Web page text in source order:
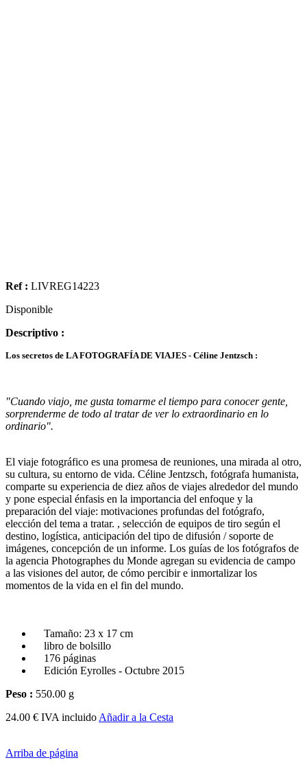
Ref : LIVREG14223
Disponible
Descriptivo :
Los secretos de LA FOTOGRAFÍA DE VIAJES - Céline Jentzsch :
"Cuando viajo, me gusta tomarme el tiempo para conocer gente,
sorprenderme de todo al tratar de ver lo extraordinario en lo
ordinario".
El viaje fotográfico es una promesa de reuniones, una mirada al otro,
su cultura, su entorno de vida. Céline Jentzsch, fotógrafa humanista,
comparte su experiencia de diez años de viajes alrededor del mundo
y pone especial énfasis en la importancia del enfoque y la
preparación del viaje: motivaciones profundas del fotógrafo,
elección del tema a tratar. , selección de equipos de tiro según el
destino, logística, anticipación del tipo de difusión / soporte de
imágenes, concepción de un informe. Los guías de los fotógrafos de
la agencia Photographes du Monde agregan su evidencia de campo
a las visiones del autor, de cómo percibir e inmortalizar los
momentos de la vida en el fin del mundo.
Tamaño: 23 x 17 cm
libro de bolsillo
176 páginas
Edición Eyrolles - Octubre 2015
Peso : 550.00 g
24.00 € IVA incluido Añadir a la Cesta
Arriba de página